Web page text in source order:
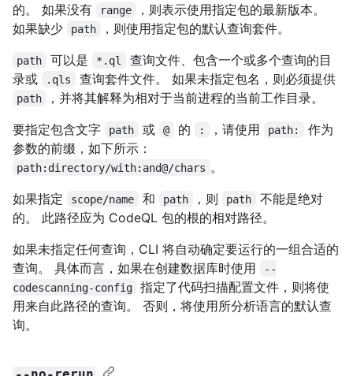
的。 如果没有
range
，则表示使用指定包的最新版本。
如果缺少
path ，则使用指定包的默认查询套件。
path 可以是 *.ql
查询文件、包含一个或多个查询的目
录或
.qls 查询套件文件。 如果未指定包名，则必须提供
path
，并将其解释为相对于当前进程的当前工作目录。
要指定包含文字
path 或 @ 的 : ，请使用 path:
作为
参数的前缀，如下所示：
path:directory/with:and@/chars 。
如果指定
scope/name 和 path ，则 path
不能是绝对
的。 此路径应为 CodeQL 包的根的相对路径。
如果未指定任何查询，CLI 将自动确定要运行的一组合适的
查询。 具体而言，如果在创建数据库时使用
--
codescanning-config
指定了代码扫描配置文件，则将使
用来自此路径的查询。 否则，将使用所分析语言的默认查
询。